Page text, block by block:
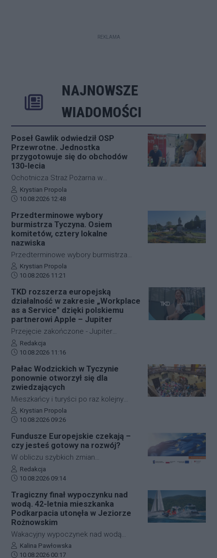
REKLAMA
NAJNOWSZE
WIADOMOŚCI
Poseł Gawlik odwiedził OSP
Przewrotne. Jednostka
przygotowuje się do obchodów
130-lecia
Ochotnicza Straż Pożarna w
Przewrotnem przygotowuje się do
obchodów 130-lecia działalności. Z tej
Sejm RP Zdzisław Gawlik. Ze
strażakami rozmawiał o bieżącej
działalności OSP, jej potrzebach oraz
planach na najbliższe miesiące.
Autor artykułu:
Krystian Propola
Data dodania artykułu:
10.08.2026 12:48
Przedterminowe wybory
burmistrza Tyczyna. Osiem
komitetów, cztery lokalne
nazwiska
Przedterminowe wybory burmistrza
Tyczyna odbędą się 13 września. Do
Komisarza Wyborczego w Rzeszowie
wpłynęły zawiadomienia o utworzeniu
ośmiu komitetów, które zamierzają
uczestniczyć w wyborach. Cztery z
nich to komitety partii politycznych,
kolejne cztery powstały wokół
lokalnych samorządowców i osób
związanych z gminą. Termin
Wyborcze.
Autor artykułu:
Krystian Propola
Data dodania artykułu:
10.08.2026 11:21
TKD rozszerza europejską
działalność w zakresie „Workplace
as a Service" dzięki polskiemu
partnerowi Apple – Jupiter
Przejęcie zakończone - Jupiter
kontynuuje działalność z
dotychczasowym zarządem,
zespołem, lokalizacją i marką.
Autor artykułu:
Redakcja
Data dodania artykułu:
10.08.2026 11:16
Pałac Wodzickich w Tyczynie
ponownie otworzył się dla
zwiedzających
Mieszkańcy i turyści po raz kolejny
mogli zajrzeć do wnętrz Pałacu
Wodzickich w Tyczynie. W niedzielę, 9
sierpnia, Powiat Rzeszowski
zorganizował wakacyjne zwiedzanie
zabytkowej rezydencji, która od ponad
80 lat związana jest ze sferą lokalnej
oświaty. W programie znalazło się
oprowadzanie po obiekcie, spotkanie
poświęcone akwarelom Napoleona
Ordy oraz prezentacje multimedialne.
Autor artykułu:
Krystian Propola
Data dodania artykułu:
10.08.2026 09:26
Fundusze Europejskie czekają –
czy jesteś gotowy na rozwój?
W obliczu szybkich zmian
technologicznych, zielonej
transformacji i dostępności
systematyczne podnoszenie
kwalifikacji pozwala firmom zwiększać
konkurencyjność oraz sprawniej
reagować na wyzwania.
Przedsiębiorstwa, które chcą
inwestować w rozwój swoich
zespołów, mogą skorzystać z szerokiej
Autor artykułu:
Redakcja
Data dodania artykułu:
10.08.2026 09:14
Tragiczny finał wypoczynku nad
wodą. 42-letnia mieszkanka
Podkarpacia utonęła w Jeziorze
Rożnowskim
Wakacyjny wypoczynek nad wodą
zakończył się niewyobrażalną tragedią.
W niedzielne popołudnie w
Autor artykułu:
Kalina Pawłowska
Data dodania artykułu:
10.08.2026 00:17